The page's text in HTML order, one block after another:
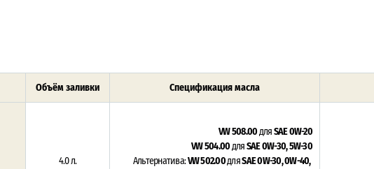
Объём заливки Спецификация масла
4.0 л.
VW 508.00дляSAE 0W-20
VW 504.00дляSAE 0W-30, 5W-30
Альтернатива:VW 502.00дляSAE 0W-30, 0W-40,